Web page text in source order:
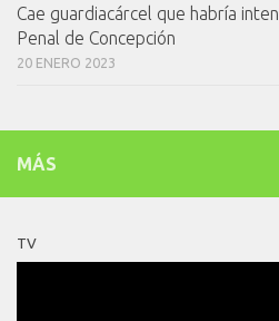
Cae guardiacárcel que habría
Penal de Concepción
20 ENERO 2023
MÁS
TV